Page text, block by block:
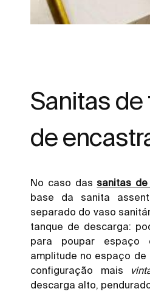
Sanitas de
de
No caso dassanitas
base da sanita
separado do vaso
tanque de descarga:
para poupar espaço
amplitude no espaço
configuração mais
descarga alto,